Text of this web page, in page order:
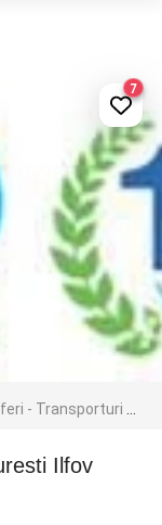
- Transporturi
7
Ilfov